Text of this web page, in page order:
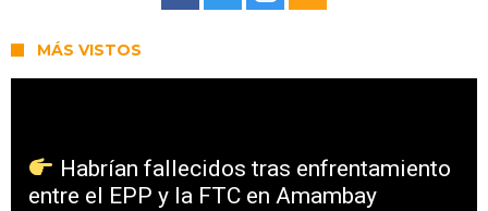
MÁS VISTOS
Habrían fallecidos tras enfrentamiento
entre el EPP y la FTC en Amambay